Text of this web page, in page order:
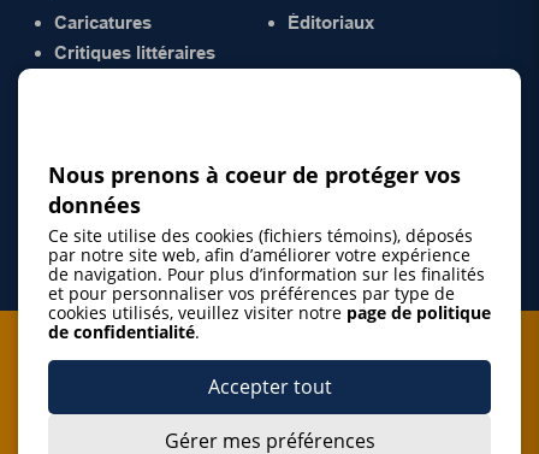
Caricatures
Critiques littéraires
Éditoriaux
Je m'abonne à l'infolettre
Nous prenons à coeur de protéger vos
données
Ce site utilise des cookies (fichiers témoins), déposés
par notre site web, afin d’améliorer votre expérience
de navigation. Pour plus d’information sur les finalités
et pour personnaliser vos préférences par type de
cookies utilisés, veuillez visiter notre page de politique
de confidentialité.
Accepter tout
Gérer mes préférences